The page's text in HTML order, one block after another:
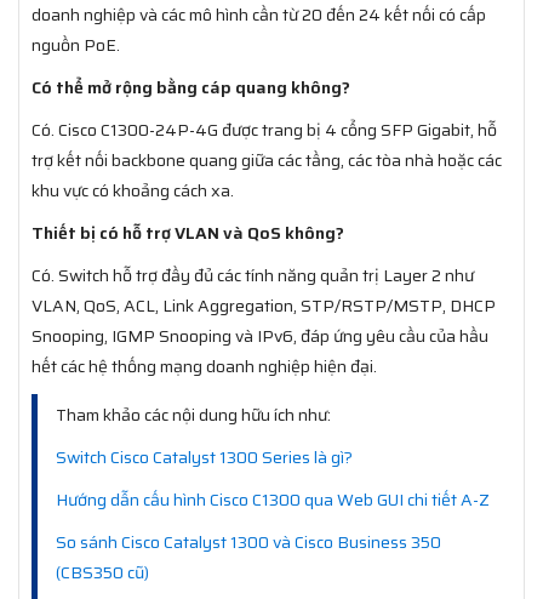
doanh nghiệp và các mô hình cần từ 20 đến 24 kết nối có cấp
nguồn PoE.
Có thể mở rộng bằng cáp quang không?
Có. Cisco C1300-24P-4G được trang bị 4 cổng SFP Gigabit, hỗ
trợ kết nối backbone quang giữa các tầng, các tòa nhà hoặc các
khu vực có khoảng cách xa.
Thiết bị có hỗ trợ VLAN và QoS không?
Có. Switch hỗ trợ đầy đủ các tính năng quản trị Layer 2 như
VLAN, QoS, ACL, Link Aggregation, STP/RSTP/MSTP, DHCP
Snooping, IGMP Snooping và IPv6, đáp ứng yêu cầu của hầu
hết các hệ thống mạng doanh nghiệp hiện đại.
Tham khảo các nội dung hữu ích như:
Switch Cisco Catalyst 1300 Series là gì?
Hướng dẫn cấu hình Cisco C1300 qua Web GUI chi tiết A-Z
So sánh Cisco Catalyst 1300 và Cisco Business 350
(CBS350 cũ)